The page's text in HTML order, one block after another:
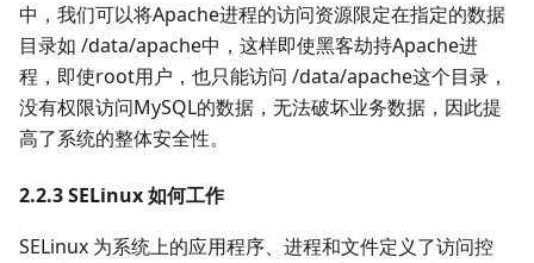
中，我们可以将Apache进程的访问资源限定在指定的数据
目录如 /data/apache中，这样即使黑客劫持Apache进
程，即使root用户，也只能访问 /data/apache这个目录，
没有权限访问MySQL的数据，无法破坏业务数据，因此提
高了系统的整体安全性。
2.2.3 SELinux 如何工作
SELinux 为系统上的应用程序、进程和文件定义了访问控